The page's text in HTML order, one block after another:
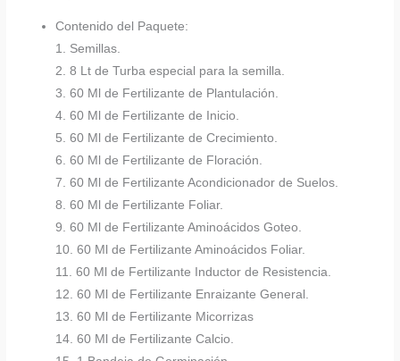
Contenido del Paquete:
1. Semillas.
2. 8 Lt de Turba especial para la semilla.
3. 60 Ml de Fertilizante de Plantulación.
4. 60 Ml de Fertilizante de Inicio.
5. 60 Ml de Fertilizante de Crecimiento.
6. 60 Ml de Fertilizante de Floración.
7. 60 Ml de Fertilizante Acondicionador de Suelos.
8. 60 Ml de Fertilizante Foliar.
9. 60 Ml de Fertilizante Aminoácidos Goteo.
10. 60 Ml de Fertilizante Aminoácidos Foliar.
11. 60 Ml de Fertilizante Inductor de Resistencia.
12. 60 Ml de Fertilizante Enraizante General.
13. 60 Ml de Fertilizante Micorrizas
14. 60 Ml de Fertilizante Calcio.